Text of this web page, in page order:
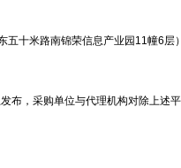
五十米路南锦荣信息产业园 11幢6层
布，采购单位与代理机构对除上述